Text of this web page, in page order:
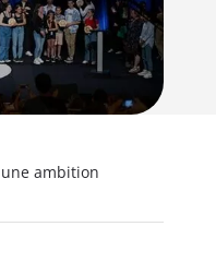
ambition